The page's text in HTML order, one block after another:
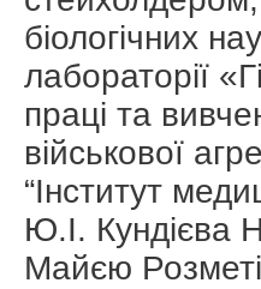
біологічних
лабораторії
праці та
військової
“Інститут
Ю.І. Кундієва
Майєю